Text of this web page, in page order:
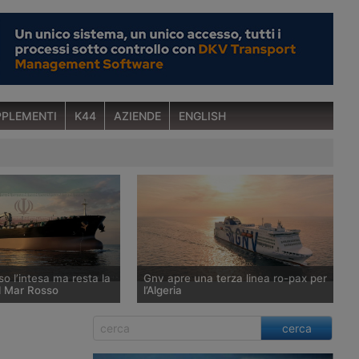
K44 AZIENDE ENGLISH
l’intesa ma resta la
Rosso
con Teheran e
Gnv apre una terza linea ro-pax per
l’Algeria
Dopo l’ingresso nel mercato algerino
nel 2025, Grandi Navi Veloci rafforza
cerca